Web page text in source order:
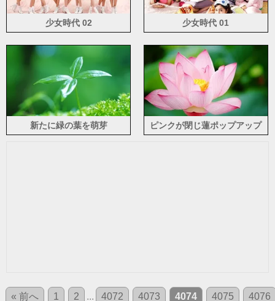
少女時代 02 少女時代 01
新たに緑の葉を萌芽 ピンクが閉じ蓮ポップアップ
« 前へ 1 2 ... 4072 4073 4074 4075 4076